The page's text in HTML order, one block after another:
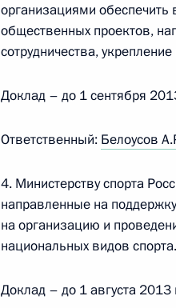
26 июля 2026 года
Разделы сайта
Президента
Структура
организациями обеспечить
общественных проектов,
сотрудничества,
Доклад – до 1 сентября
Ответственный: Белоусов
4. Министерству спорта
направленные на
на организацию и
национальных видов спорта.
Доклад – до 1 августа 2013